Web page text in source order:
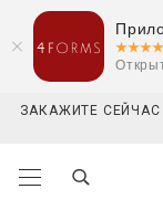
ЗАКАЖИТЕ